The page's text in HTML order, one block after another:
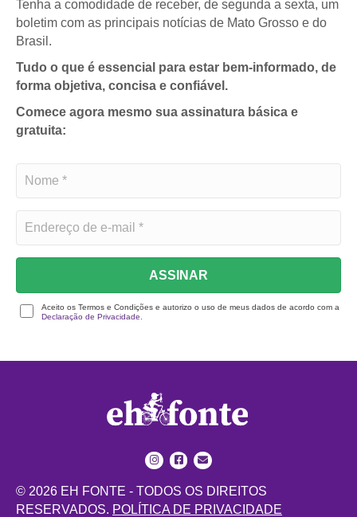
Tenha a comodidade de receber, de segunda a sexta, um
boletim com as principais notícias de Mato Grosso e do
Brasil.
Tudo o que é essencial para estar bem-informado, de
forma objetiva, concisa e confiável.
Comece agora mesmo sua assinatura básica e
gratuita:
ASSINAR
Aceito os Termos e Condições e autorizo o uso de meus dados de acordo com a
Declaração de Privacidade.
© 2026 EH FONTE - TODOS OS DIREITOS
RESERVADOS. POLÍTICA DE PRIVACIDADE